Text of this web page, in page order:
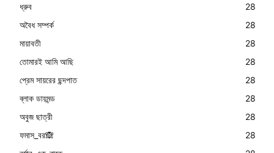
ধ্রুব
28
অবৈধ সম্পর্ক
28
মায়াবতী
28
তোমারই আমি আছি
28
প্রেম সায়রের ছন্দপাত
28
ব্লাক ডায়মন্ড
28
অবুজ ছাত্রী
28
ফমাস_বর🙈
28